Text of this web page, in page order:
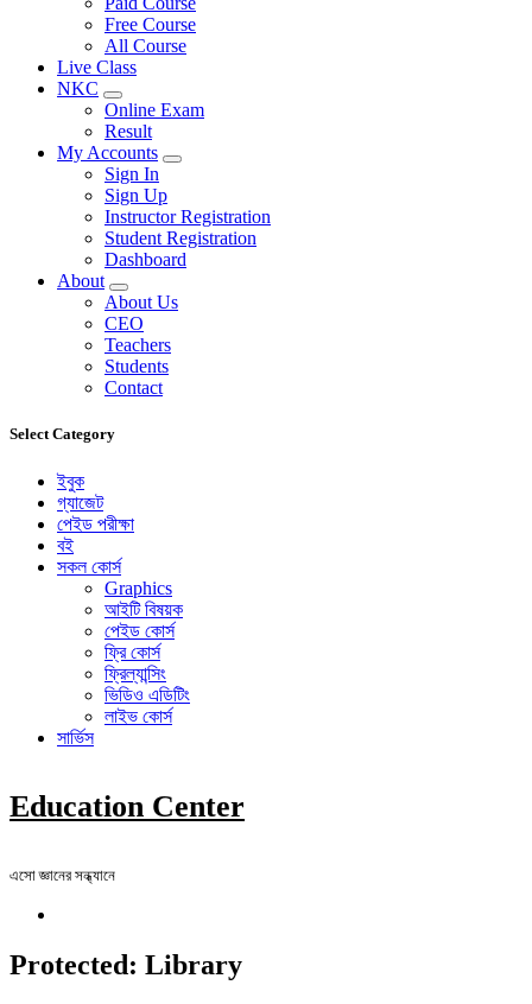
Free Course
All Course
Live Class
NKC
Online Exam
Result
My Accounts
Sign In
Sign Up
Instructor Registration
Student Registration
Dashboard
About
About Us
CEO
Teachers
Students
Contact
Select Category
ইবুক
গ্যাজেট
পেইড পরীক্ষা
বই
সকল কোর্স
Graphics
আইটি বিষয়ক
পেইড কোর্স
ফ্রি কোর্স
ফ্রিল্যান্সিং
ভিডিও এডিটিং
লাইভ কোর্স
সার্ভিস
Education Center
এসো জ্ঞানের সন্ধ্যানে
Protected: Library